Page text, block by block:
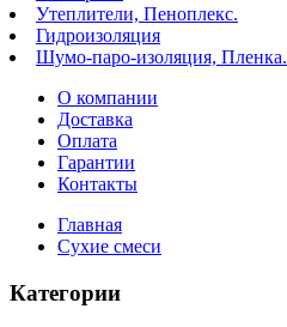
Утеплители, Пеноплекс.
Гидроизоляция
Шумо-паро-изоляция, Пленка.
О компании
Доставка
Оплата
Гарантии
Контакты
Главная
Сухие смеси
Категории